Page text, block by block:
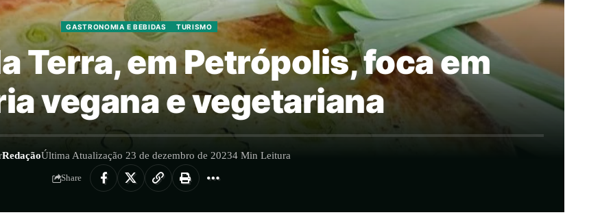
GASTRONOMIA E BEBIDAS TURISMO
Terra, em Petrópolis, foca em
vegana e vegetariana
RedaçãoÚltima Atualização 23 de dezembro de 20234 Min Leitura
Share